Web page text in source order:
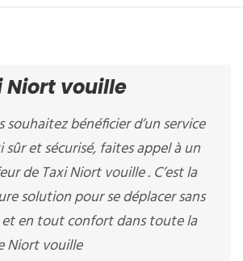
Niort vouille
souhaitez bénéficier d’un service
sûr et sécurisé, faites appel à un
de Taxi Niort vouille . C’est la
solution pour se déplacer sans
et en tout confort dans toute la
Niort vouille